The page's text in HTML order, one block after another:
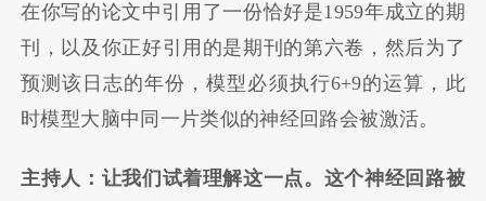
在你写的论文中引用了一份恰好是1959年成立的期
刊，以及你正好引用的是期刊的第六卷，然后为了
预测该日志的年份，模型必须执行6+9的运算，此
时模型大脑中同一片类似的神经回路会被激活。
主持人：让我们试着理解这一点。这个神经回路被